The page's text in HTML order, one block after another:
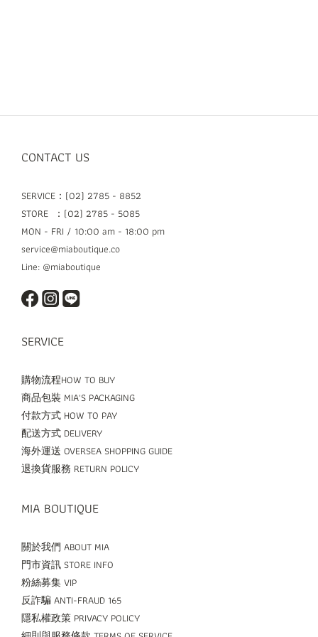
CONTACT US
SERVICE：(02) 2785 - 8852
STORE ：(02) 2785 - 5085
MON - FRI / 10:00 am - 18:00 pm
service@miaboutique.co
Line: @miaboutique
SERVICE
購物流程HOW TO BUY
商品包裝 MIA'S PACKAGING
付款方式 HOW TO PAY
配送方式 DELIVERY
海外運送 OVERSEA SHOPPING GUIDE
退換貨服務 RETURN POLICY
MIA BOUTIQUE
關於我們 ABOUT MIA
門市資訊 STORE INFO
粉絲募集 VIP
反詐騙 ANTI-FRAUD 165
隱私權政策 PRIVACY POLICY